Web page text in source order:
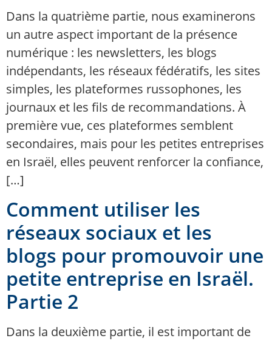
Dans la quatrième partie, nous examinerons
un autre aspect important de la présence
numérique : les newsletters, les blogs
indépendants, les réseaux fédératifs, les sites
simples, les plateformes russophones, les
journaux et les fils de recommandations. À
première vue, ces plateformes semblent
secondaires, mais pour les petites entreprises
en Israël, elles peuvent renforcer la confiance,
[…]
Comment utiliser les
réseaux sociaux et les
blogs pour promouvoir une
petite entreprise en Israël.
Partie 2
Dans la deuxième partie, il est important de